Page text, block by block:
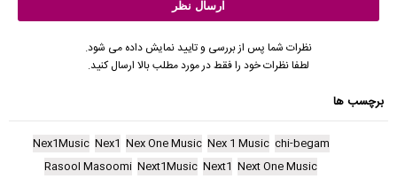
نظرات شما پس از بررسی و تایید نمایش داده می شود.
لطفا نظرات خود را فقط در مورد مطلب بالا ارسال کنید.
برچسب ها
chi-begam
Nex 1 Music
Nex One Music
Nex1
Nex1Music
Next One Music
Next1
Next1Music
Rasool Masoomi